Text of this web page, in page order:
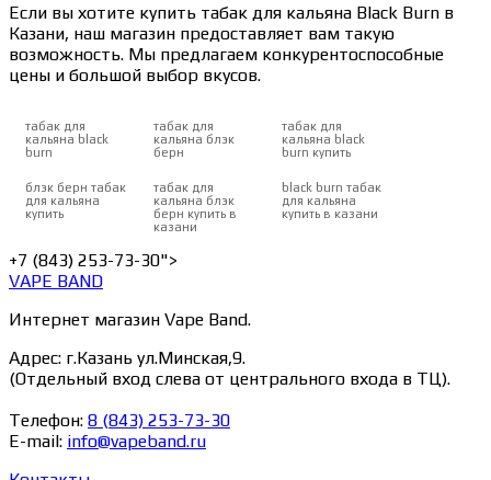
Если вы хотите купить табак для кальяна Black Burn в
Казани, наш магазин предоставляет вам такую
возможность. Мы предлагаем конкурентоспособные
цены и большой выбор вкусов.
табак для
кальяна black
burn
табак для
кальяна блэк
берн
табак для
кальяна black
burn купить
блэк берн табак
для кальяна
купить
табак для
кальяна блэк
берн купить в
казани
black burn табак
для кальяна
купить в казани
+7 (843) 253-73-30">
VAPE BAND
Интернет магазин Vape Band.
Адрес: г.Казань ул.Минская,9.
(Отдельный вход слева от центрального входа в ТЦ).
Телефон: 8 (843) 253-73-30
E-mail: info@vapeband.ru